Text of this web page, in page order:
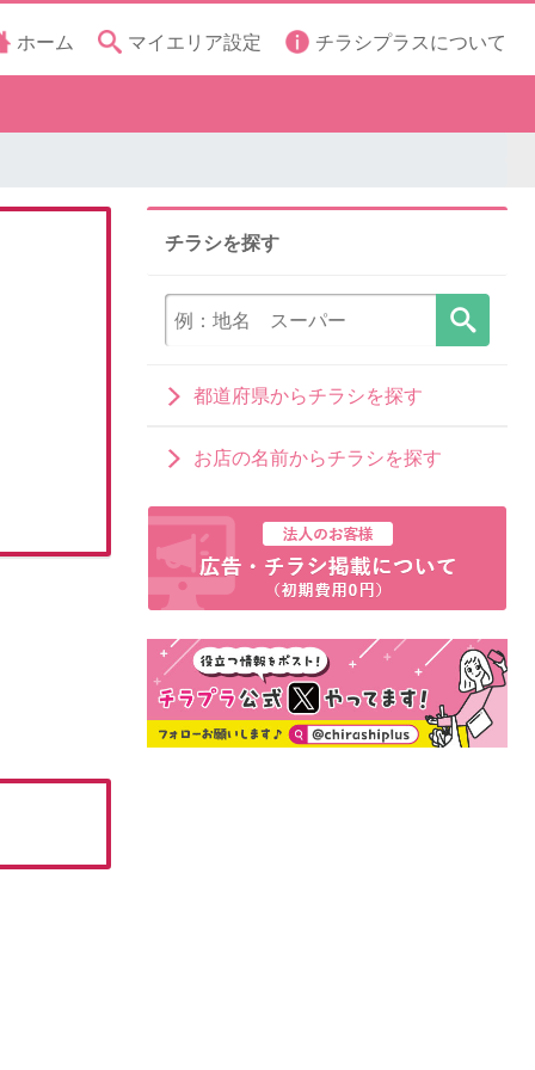
ホーム マイエリア設定 チラシプラスについて
チラシを探す
都道府県からチラシを探す
お店の名前からチラシを探す